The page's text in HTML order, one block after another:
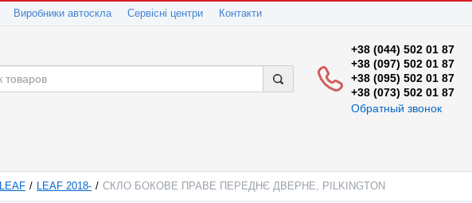
Виробники автоскла Сервісні центри Контакти
+38 (044) 502 01 87
+38 (097) 502 01 87
+38 (095) 502 01 87
+38 (073) 502 01 87
Обратный звонок
LEAF LEAF 2018- СКЛО БОКОВЕ ПРАВЕ ПЕРЕДНЄ ДВЕРНЕ, PILKINGTON